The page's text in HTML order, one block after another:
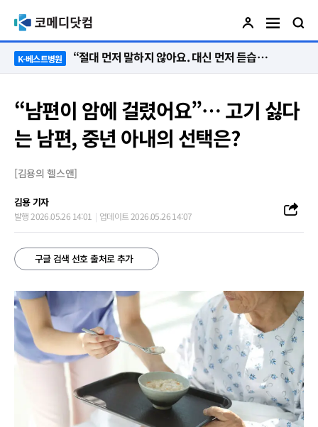
K-베스트병원 “절대 먼저 말하지 않아요. 대신 먼저 듣습니다”
“남편이 암에 걸렸어요”… 고기 싫다
는 남편, 중년 아내의 선택은?
[김용의 헬스앤]
김용 기자
발행 2026.05.26 14:01 업데이트 2026.05.26 14:07
구글 검색 선호 출처로 추가